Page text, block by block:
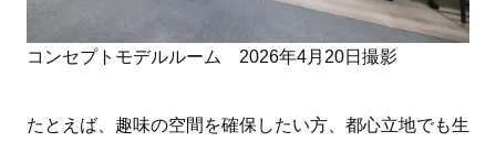
コンセプトモデルルーム 2026年4月20日撮影
たとえば、趣味の空間を確保したい方、都心立地でも生